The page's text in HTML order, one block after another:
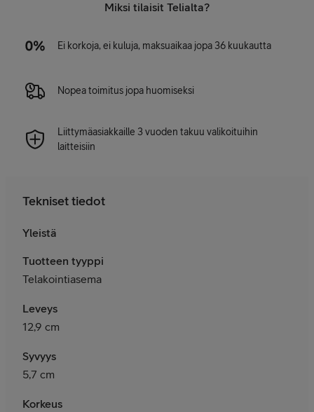
Miksi tilaisit Telialta?
Ei korkoja, ei kuluja, maksuaikaa jopa 36 kuukautta
Nopea toimitus jopa huomiseksi
Liittymäasiakkaille 3 vuoden takuu valikoituihin
laitteisiin
Tekniset tiedot
Yleistä
Tuotteen tyyppi
Telakointiasema
Leveys
12,9 cm
Syvyys
5,7 cm
Korkeus